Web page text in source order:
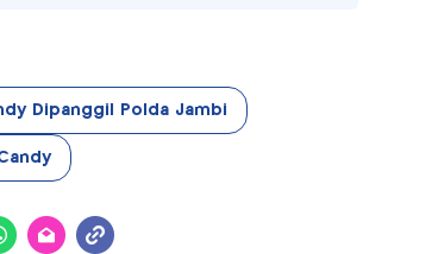
Dipanggil Polda Jambi